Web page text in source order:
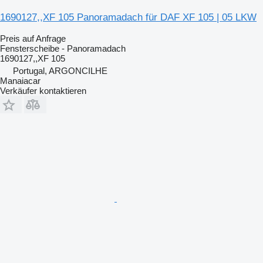
1690127,,XF 105 Panoramadach für DAF XF 105 | 05 LKW
Preis auf Anfrage
Fensterscheibe - Panoramadach
1690127,,XF 105
Portugal, ARGONCILHE
Manaiacar
Verkäufer kontaktieren